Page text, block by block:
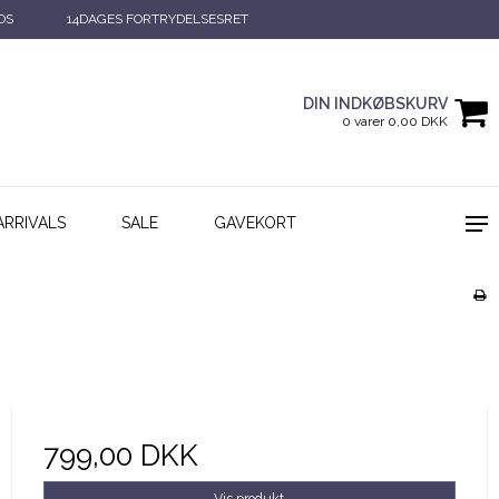
14DAGES FORTRYDELSESRET
DIN INDKØBSKURV
0 varer 0,00 DKK
SALE GAVEKORT
799,00 DKK